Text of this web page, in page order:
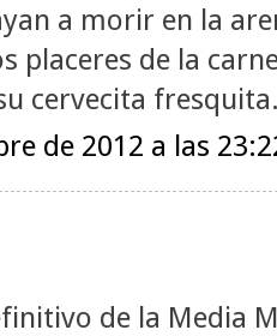
a morir en la
placeres de la
cervecita
de 2012 a las
de la Media